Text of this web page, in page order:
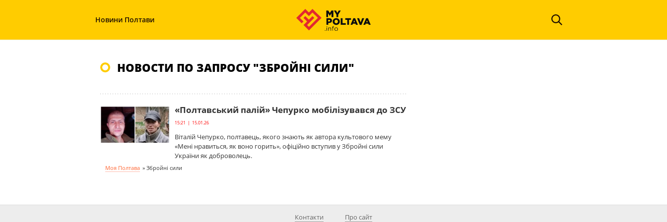
Новини Полтави
НОВОСТИ ПО ЗАПРОСУ "ЗБРОЙНІ СИЛИ"
«Полтавський палій» Чепурко мобілізувався до ЗСУ
15:21 | 15.01.26
Віталій Чепурко, полтавець, якого знають як автора культового мему
«Мені нравиться, як воно горить», офіційно вступив у Збройні сили
України як доброволець.
Моя Полтава » Збройні сили
Контакти Про сайт